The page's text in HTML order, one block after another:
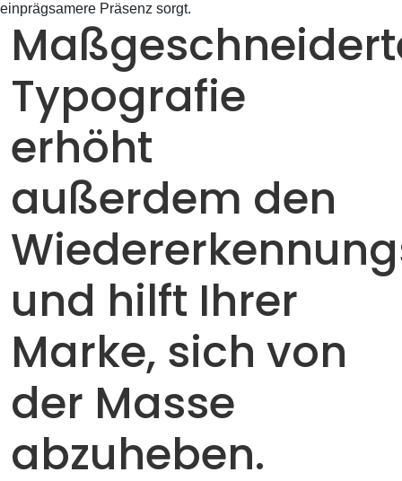
einprägsamere Präsenz sorgt.
Typografie
erhöht
außerdem den
und hilft Ihrer
Marke, sich von
der Masse
abzuheben.